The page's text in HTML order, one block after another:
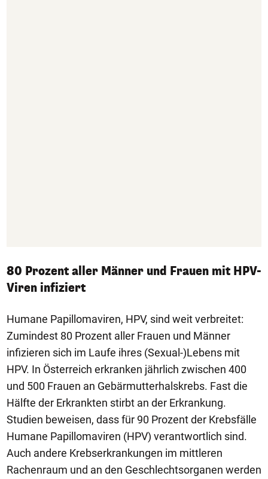
80 Prozent aller Männer und Frauen mit HPV-
Viren infiziert
Humane Papillomaviren, HPV, sind weit verbreitet:
Zumindest 80 Prozent aller Frauen und Männer
infizieren sich im Laufe ihres (Sexual-)Lebens mit
HPV. In Österreich erkranken jährlich zwischen 400
und 500 Frauen an Gebärmutterhalskrebs. Fast die
Hälfte der Erkrankten stirbt an der Erkrankung.
Studien beweisen, dass für 90 Prozent der Krebsfälle
Humane Papillomaviren (HPV) verantwortlich sind.
Auch andere Krebserkrankungen im mittleren
Rachenraum und an den Geschlechtsorganen werden